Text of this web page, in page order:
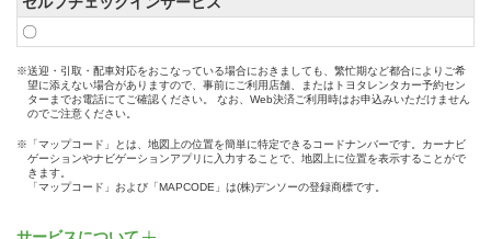
〇
※送迎・引取・配車対応をおこなっている場合におきましても、繁忙期など都合によりご希
望に添えない場合がありますので、事前にご利用店舗、またはトヨタレンタカー予約セン
ターまでお電話にてご確認ください。 なお、Web決済ご利用時はお申込みいただけません
のでご注意ください。
※「マップコード」とは、地図上の位置を簡単に特定できるコードナンバーです。カーナビ
ゲーションやナビゲーションアプリに入力することで、地図上に位置を表示することがで
きます。
「マップコード」および「MAPCODE」は(株)デンソーの登録商標です。